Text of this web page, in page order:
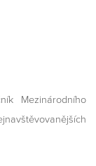
Mezinárodního